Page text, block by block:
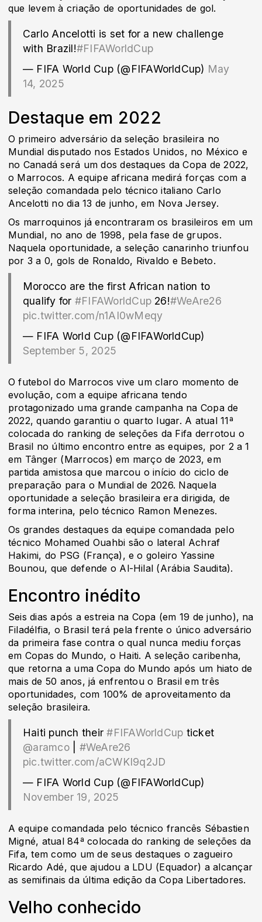
que levem à criação de oportunidades de gol.
Carlo Ancelotti is set for a new challenge
with Brazil!#FIFAWorldCup
— FIFA World Cup (@FIFAWorldCup) May
14, 2025
Destaque em 2022
O primeiro adversário da seleção brasileira no
Mundial disputado nos Estados Unidos, no México e
no Canadá será um dos destaques da Copa de 2022,
o Marrocos. A equipe africana medirá forças com a
seleção comandada pelo técnico italiano Carlo
Ancelotti no dia 13 de junho, em Nova Jersey.
Os marroquinos já encontraram os brasileiros em um
Mundial, no ano de 1998, pela fase de grupos.
Naquela oportunidade, a seleção canarinho triunfou
por 3 a 0, gols de Ronaldo, Rivaldo e Bebeto.
Morocco are the first African nation to
qualify for #FIFAWorldCup 26!#WeAre26
pic.twitter.com/n1AI0wMeqy
— FIFA World Cup (@FIFAWorldCup)
September 5, 2025
O futebol do Marrocos vive um claro momento de
evolução, com a equipe africana tendo
protagonizado uma grande campanha na Copa de
2022, quando garantiu o quarto lugar. A atual 11ª
colocada do ranking de seleções da Fifa derrotou o
Brasil no último encontro entre as equipes, por 2 a 1
em Tânger (Marrocos) em março de 2023, em
partida amistosa que marcou o início do ciclo de
preparação para o Mundial de 2026. Naquela
oportunidade a seleção brasileira era dirigida, de
forma interina, pelo técnico Ramon Menezes.
Os grandes destaques da equipe comandada pelo
técnico Mohamed Ouahbi são o lateral Achraf
Hakimi, do PSG (França), e o goleiro Yassine
Bounou, que defende o Al-Hilal (Arábia Saudita).
Encontro inédito
Seis dias após a estreia na Copa (em 19 de junho), na
Filadélfia, o Brasil terá pela frente o único adversário
da primeira fase contra o qual nunca mediu forças
em Copas do Mundo, o Haiti. A seleção caribenha,
que retorna a uma Copa do Mundo após um hiato de
mais de 50 anos, já enfrentou o Brasil em três
oportunidades, com 100% de aproveitamento da
seleção brasileira.
Haiti punch their#FIFAWorldCup ticket
@aramco| #WeAre26
pic.twitter.com/aCWKI9q2JD
— FIFA World Cup (@FIFAWorldCup)
November 19, 2025
A equipe comandada pelo técnico francês Sébastien
Migné, atual 84ª colocada do ranking de seleções da
Fifa, tem como um de seus destaques o zagueiro
Ricardo Adé, que ajudou a LDU (Equador) a alcançar
as semifinais da última edição da Copa Libertadores.
Velho conhecido